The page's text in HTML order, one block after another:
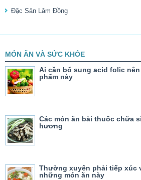
Đặc Sản Lâm Đồng
MÓN ĂN VÀ SỨC KHỎE
Ai cần bổ sung acid folic
phẩm này
Các món ăn bài thuốc chữa
hương
Thường xuyên phải tiếp xúc
những món ăn này